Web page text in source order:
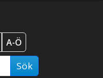
A-Ö
Sök